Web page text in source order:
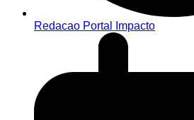
Redacao Portal Impacto